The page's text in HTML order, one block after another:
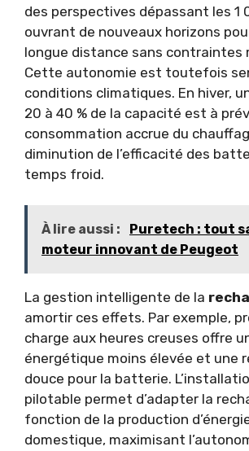
des perspectives dépassant les 1
ouvrant de nouveaux horizons
longue distance sans contraintes
Cette autonomie est toutefois
conditions climatiques. En hiver,
20 à 40 % de la capacité est à
consommation accrue du
diminution de l’efficacité des
temps froid.
À lire aussi :
Puretech : tout
moteur innovant de Peugeot
La gestion intelligente de la
amortir ces effets. Par exemple,
charge aux heures creuses offre
énergétique moins élevée et une
douce pour la batterie.
pilotable permet d’adapter la
fonction de la production
domestique, maximisant